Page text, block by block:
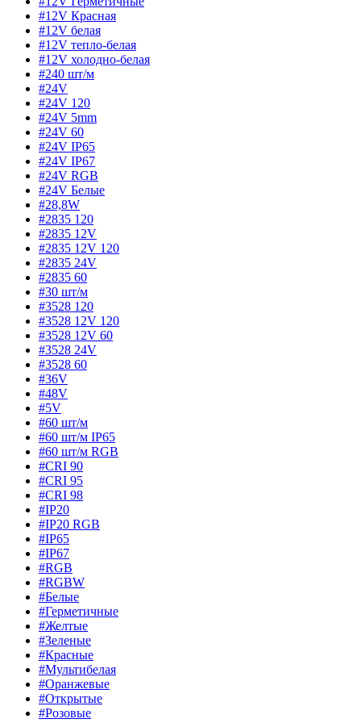
#12V Красная
#12V белая
#12V тепло-белая
#12V холодно-белая
#240 шт/м
#24V
#24V 120
#24V 5mm
#24V 60
#24V IP65
#24V IP67
#24V RGB
#24V Белые
#28,8W
#2835 120
#2835 12V
#2835 12V 120
#2835 24V
#2835 60
#30 шт/м
#3528 120
#3528 12V 120
#3528 12V 60
#3528 24V
#3528 60
#36V
#48V
#5V
#60 шт/м
#60 шт/м IP65
#60 шт/м RGB
#CRI 90
#CRI 95
#CRI 98
#IP20
#IP20 RGB
#IP65
#IP67
#RGB
#RGBW
#Белые
#Герметичные
#Желтые
#Зеленые
#Красные
#Мультибелая
#Оранжевые
#Открытые
#Розовые